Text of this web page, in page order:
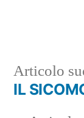
Articolo
IL